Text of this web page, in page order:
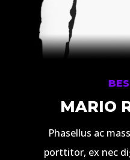
MARIO
Phasellus ac
porttitor, ex nec